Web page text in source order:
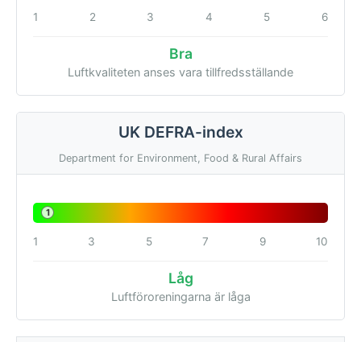
1 2 3 4 5 6
Bra
Luftkvaliteten anses vara tillfredsställande
UK DEFRA-index
Department for Environment, Food & Rural Affairs
1
1 3 5 7 9 10
Låg
Luftföroreningarna är låga